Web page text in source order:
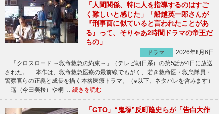
「人間関係、特に人を指導するのはすご
く難しいと感じた」「船越英一郎さんが
『刑事面に似ていると言われたことがあ
る』って、そりゃあ2時間ドラマの帝王だ
もの」
ドラマ
2026年8月6日
「クロスロード ～救命救急の約束～」（テレビ朝日系）の第5話が4日に放送
された。 本作は、救命救急医療の最前線でもがく、若き救命医・救急隊員・
警察官らの正義と成長を描く本格医療ドラマ。（※以下、ネタバレを含みます）
遥（今田美桜）や桐 … 続きを読む
「GTO」“鬼塚”反町隆史らが「告白大作